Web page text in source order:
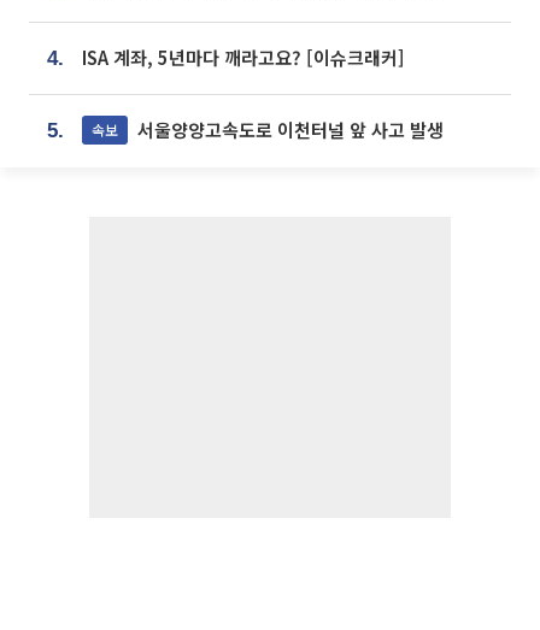
4. ISA 계좌, 5년마다 깨라고요? [이슈크래커]
5. 속보 서울양양고속도로 이천터널 앞 사고 발생